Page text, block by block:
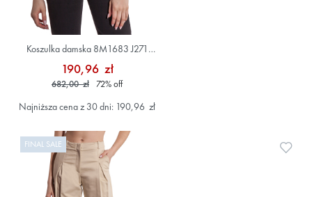
Koszulka damska 8M1683 J271
Niebieski
190,96 zł
682,00 zł 72%off
Najniższa cena z 30 dni: 190,96 zł
FINAL SALE